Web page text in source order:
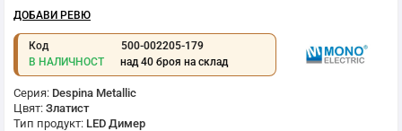
със
снимки
ДОБАВИ РЕВЮ
Код
500-002205-179
В НАЛИЧНОСТ
над 40 броя на склад
Серия: Despina Metallic
Цвят: Златист
Тип продукт: LED Димер